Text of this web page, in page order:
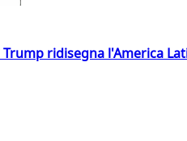
ridisegna l'America